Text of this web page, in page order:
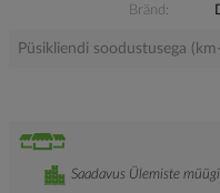
Bränd
Püsikliendi soodustusega
Saadavus Ülemiste